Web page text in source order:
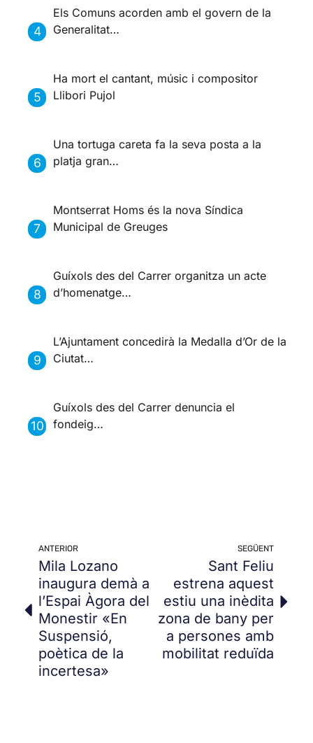
Els Comuns acorden amb el govern de la
Generalitat…
Ha mort el cantant, músic i compositor
Llibori Pujol
Una tortuga careta fa la seva posta a la
platja gran…
Montserrat Homs és la nova Síndica
Municipal de Greuges
Guíxols des del Carrer organitza un acte
d’homenatge…
L’Ajuntament concedirà la Medalla d’Or de la
Ciutat…
Guíxols des del Carrer denuncia el
fondeig…
ANTERIOR
Mila Lozano
inaugura demà a
l’Espai Àgora del
Monestir «En
Suspensió,
poètica de la
incertesa»
SEGÜENT
Sant Feliu
estrena aquest
estiu una inèdita
zona de bany per
a persones amb
mobilitat reduïda